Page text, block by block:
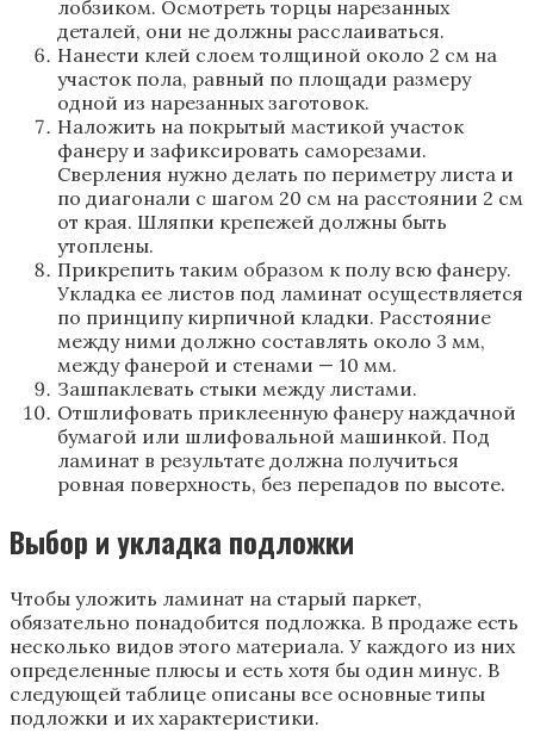
лобзиком. Осмотреть торцы нарезанных
деталей, они не должны расслаиваться.
Нанести клей слоем толщиной около 2 см на
участок пола, равный по площади размеру
одной из нарезанных заготовок.
Наложить на покрытый мастикой участок
фанеру и зафиксировать саморезами.
Сверления нужно делать по периметру листа и
по диагонали с шагом 20 см на расстоянии 2 см
от края. Шляпки крепежей должны быть
утоплены.
Прикрепить таким образом к полу всю фанеру.
Укладка ее листов под ламинат осуществляется
по принципу кирпичной кладки. Расстояние
между ними должно составлять около 3 мм,
между фанерой и стенами — 10 мм.
Зашпаклевать стыки между листами.
Отшлифовать приклеенную фанеру наждачной
бумагой или шлифовальной машинкой. Под
ламинат в результате должна получиться
ровная поверхность, без перепадов по высоте.
Выбор и укладка подложки
Чтобы уложить ламинат на старый паркет,
обязательно понадобится подложка. В продаже есть
несколько видов этого материала. У каждого из них
определенные плюсы и есть хотя бы один минус. В
следующей таблице описаны все основные типы
подложки и их характеристики.